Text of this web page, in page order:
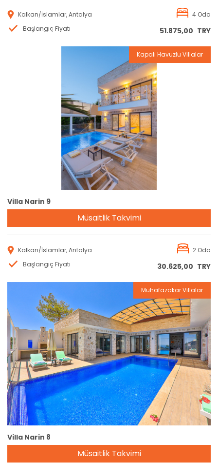
Kalkan/İslamlar, Antalya
4 Oda
Başlangıç Fiyatı
51.875,00 TRY
Rezervasyon
Kapalı Havuzlu Villalar
Villa Narin 9
Müsaitlik Takvimi
Kalkan/İslamlar, Antalya
2 Oda
Başlangıç Fiyatı
30.625,00 TRY
Rezervasyon
Muhafazakar Villalar
Villa Narin 8
Müsaitlik Takvimi